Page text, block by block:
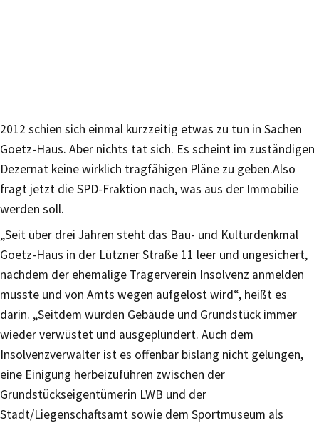
2012 schien sich einmal kurzzeitig etwas zu tun in Sachen
Goetz-Haus. Aber nichts tat sich. Es scheint im zuständigen
Dezernat keine wirklich tragfähigen Pläne zu geben.Also
fragt jetzt die SPD-Fraktion nach, was aus der Immobilie
werden soll.
„Seit über drei Jahren steht das Bau- und Kulturdenkmal
Goetz-Haus in der Lützner Straße 11 leer und ungesichert,
nachdem der ehemalige Trägerverein Insolvenz anmelden
musste und von Amts wegen aufgelöst wird“, heißt es
darin. „Seitdem wurden Gebäude und Grundstück immer
wieder verwüstet und ausgeplündert. Auch dem
Insolvenzverwalter ist es offenbar bislang nicht gelungen,
eine Einigung herbeizuführen zwischen der
Grundstückseigentümerin LWB und der
Stadt/Liegenschaftsamt sowie dem Sportmuseum als